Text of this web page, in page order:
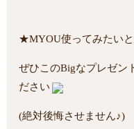
★MYOU使ってみたいと
ぜひこのBigなプレゼン
ださい
(絶対後悔させません♪)